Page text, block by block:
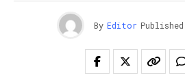
By Editor Published